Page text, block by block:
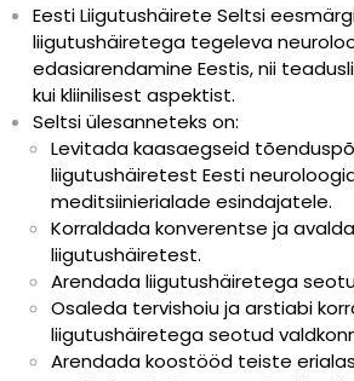
Eesti Liigutushäirete Seltsi
liigutushäiretega tegeleva
edasiarendamine Eestis, nii
kui kliinilisest aspektist.
Seltsi ülesanneteks on:
Levitada kaasaegseid
liigutushäiretest Eesti
meditsiinierialade esindajatele.
Korraldada konverentse ja
liigutushäiretest.
Arendada liigutushäiretega
Osaleda tervishoiu ja arstiabi
liigutushäiretega seotud
Arendada koostööd teiste